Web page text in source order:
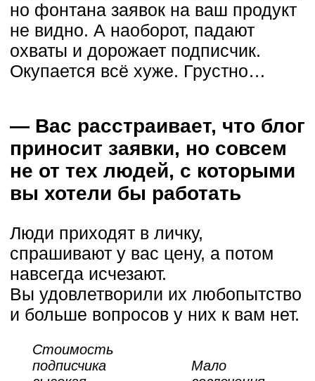
Стоимость
подписчика
высокая
Заявки
ежедневных
отписок
Мало
вовлечения
в канале, хотя
трафик есть
других и можете быстро
раскачать свой блог.
В этой статье я предлагаю вам
посмотреть шире.
Не на симптомы, а на источник
проблем —отсутствие системы
в которой вы были бы уверены
и завтра, и через месяц.